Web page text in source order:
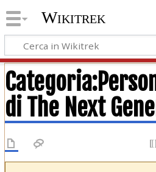
Wikitrek
Categoria:
di The Next